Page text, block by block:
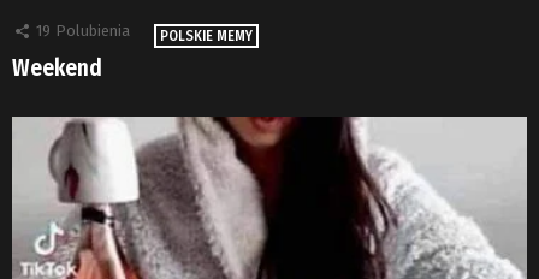
19 Polubienia POLSKIE MEMY
Weekend